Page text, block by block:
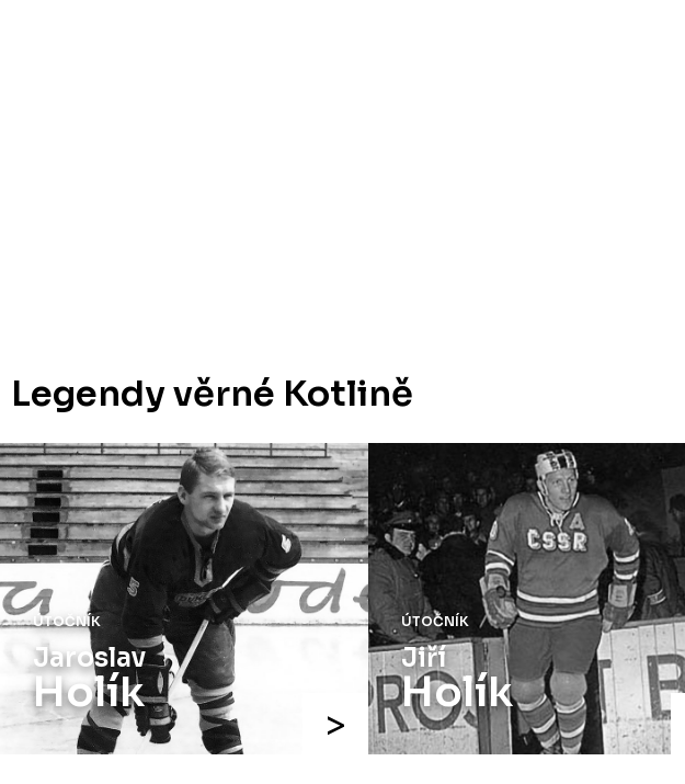
Legendy věrné Kotlině
ÚTOČNÍK
Jaroslav
Holík
ÚTOČNÍK
Jiří
Holík